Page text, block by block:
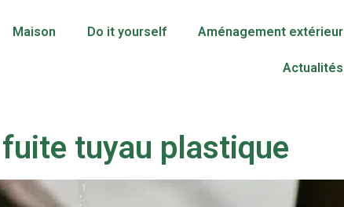
Maison Do it yourself Aménagement extérieur
Actualités
tuyau plastique